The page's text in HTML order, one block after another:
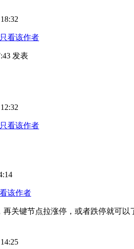
只看该作者
发表
只看该作者
该作者
关键节点拉涨停，或者跌停就可以